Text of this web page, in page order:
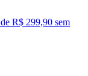
R$ 299,90 sem